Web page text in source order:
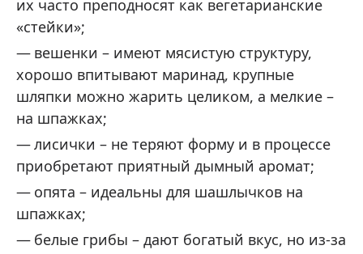
их часто преподносят как вегетарианские
«стейки»;
вешенки – имеют мясистую структуру,
хорошо впитывают маринад, крупные
шляпки можно жарить целиком, а мелкие –
на шпажках;
лисички – не теряют форму и в процессе
приобретают приятный дымный аромат;
опята – идеальны для шашлычков на
шпажках;
белые грибы – дают богатый вкус, но из‐за